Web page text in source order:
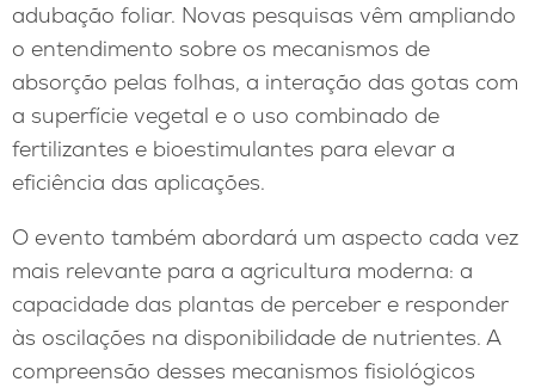
adubação foliar. Novas pesquisas vêm ampliando
o entendimento sobre os mecanismos de
absorção pelas folhas, a interação das gotas com
a superfície vegetal e o uso combinado de
fertilizantes e bioestimulantes para elevar a
eficiência das aplicações.
O evento também abordará um aspecto cada vez
mais relevante para a agricultura moderna: a
capacidade das plantas de perceber e responder
às oscilações na disponibilidade de nutrientes. A
compreensão desses mecanismos fisiológicos